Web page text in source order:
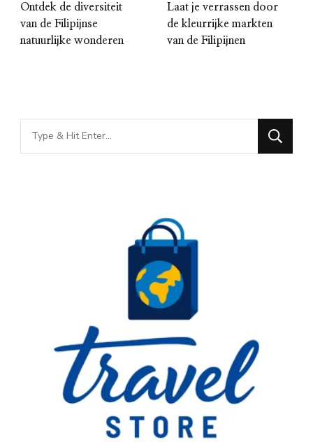
Ontdek de diversiteit
van de Filipijnse
natuurlijke wonderen
Laat je verrassen door
de kleurrijke markten
van de Filipijnen
Looking
for